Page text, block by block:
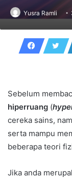
Yusra Ramli
Sebelum
hiperruang (
cereka sains,
serta mampu
beberapa teori
Jika anda